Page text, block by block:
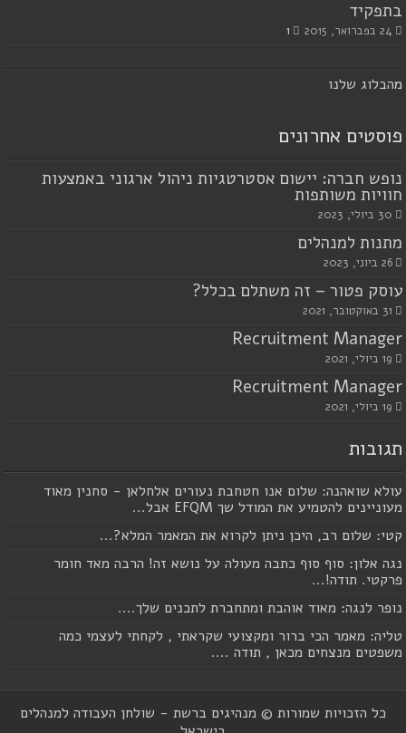
בתפקיד
24 בפברואר, 2015 1
מהבלוג שלנו
פוסטים אחרונים
נופש חברה: יישום אסטרטגיות ניהול ארגוני באמצעות
חוויות משותפות
30 ביולי, 2023
מתנות למנהלים
26 ביוני, 2023
עוסק פטור – זה משתלם בכלל?
31 באוקטובר, 2021
Recruitment Manager
19 ביולי, 2021
Recruitment Manager
19 ביולי, 2021
תגובות
עולא שואהנה: שלום אנו חטחבת נעורים אלחלאן - סחנין מאוד
מעוניינים להטמיע את המודל שך EFQM אבל...
קטי: שלום רב, היכן ניתן לקרוא את המאמר המלא?...
נגה אלון: סוף סוף כתבה מעולה על נושא זה! הרבה מאד חומר
פרקטי. תודה!...
נופר לנגה: מאוד אוהבת ומתחברת לתכנים שלך....
טליה: מאמר הכי ברור ומקצועי שקראתי , לקחתי לעצמי כמה
משפטים מנצחים מכאן , תודה ....
כל הזכויות שמורות © מנהיגים ברשת - שולחן העבודה למנהלים